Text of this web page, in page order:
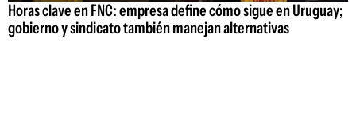
Horas clave en FNC: empresa define cómo sigue en Uruguay;
gobierno y sindicato también manejan alternativas